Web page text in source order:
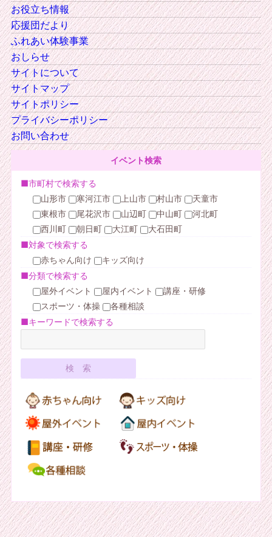
お役立ち情報
応援団だより
ふれあい体験事業
おしらせ
サイトについて
サイトマップ
サイトポリシー
プライバシーポリシー
お問い合わせ
イベント検索
■市町村で検索する
山形市
寒河江市 上山市 村山市
天童市
東根市
尾花沢市 山辺町 中山町
河北町
西川町
朝日町 大江町
大石田町
■対象で検索する
赤ちゃん向け
キッズ向け
■分類で検索する
屋外イベント
屋内イベント
講座・研修
スポーツ・体操
各種相談
■キーワードで検索する